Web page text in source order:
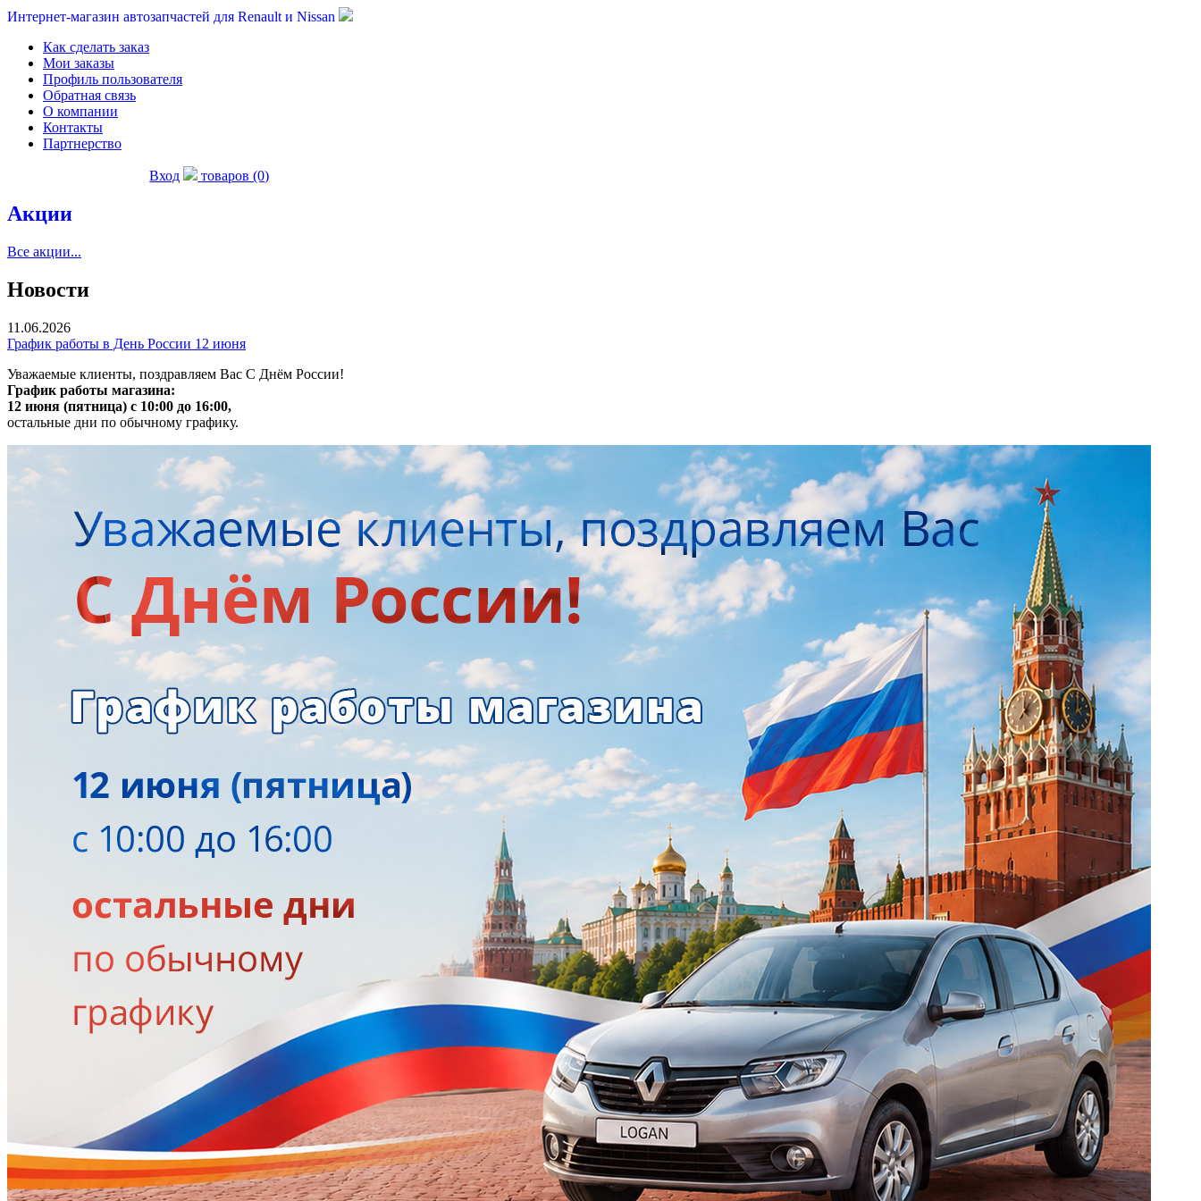
Интернет-магазин автозапчастей для Renault и Nissan
Как сделать заказ
Мои заказы
Профиль пользователя
Обратная связь
О компании
Контакты
Партнерство
Вход товаров (0)
Акции
Все акции...
Новости
11.06.2026
График работы в День России 12 июня
Уважаемые клиенты, поздравляем Вас С Днём России!
График работы магазина:
12 июня (пятница) с 10:00 до 16:00,
остальные дни по обычному графику.